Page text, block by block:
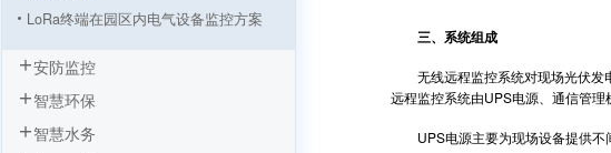
LoRa终端在园区内电气设备监控方案
安防监控
智慧环保
智慧水务
三、系统组成
无线远程监控系统对现场光伏发
远程监控系统由UPS电源、通信管理
UPS电源主要为现场设备提供不